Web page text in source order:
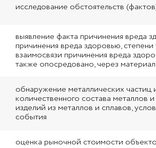
исследование обстоятельств
выявление факта причинения вреда
причинения вреда здоровью,
взаимосвязи причинения вреда
также опосредовано, через
обнаружение металлических частиц
количественного состава металлов
изделий из металлов и сплавов,
события
оценка рыночной стоимости